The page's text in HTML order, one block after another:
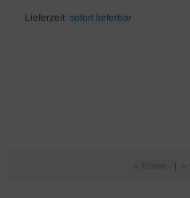
Lieferzeit: sofort lieferbar